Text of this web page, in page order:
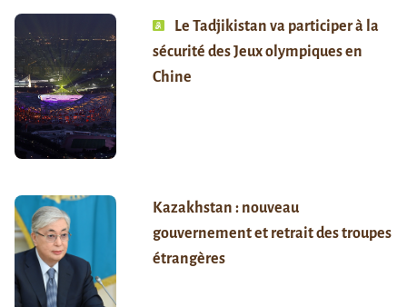
Le Tadjikistan va participer à la
sécurité des Jeux olympiques en
Chine
Kazakhstan : nouveau
gouvernement et retrait des troupes
étrangères